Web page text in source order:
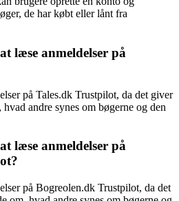
de har købt eller lånt fra
læse anmeldelser på
på Tales.dk Trustpilot, da det giver
andre synes om bøgerne og den
læse anmeldelser på
på Bogreolen.dk Trustpilot, da det